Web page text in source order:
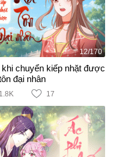
12/170
khi chuyển kiếp nhặt được
đại nhân
1.8K 17